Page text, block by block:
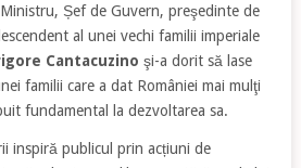
Șef de Guvern, preşedinte de
al unei vechi familii imperiale
Cantacuzino şi-a dorit să lase
familii care a dat României mai mulţi
fundamental la dezvoltarea sa.
inspiră publicul prin acțiuni de